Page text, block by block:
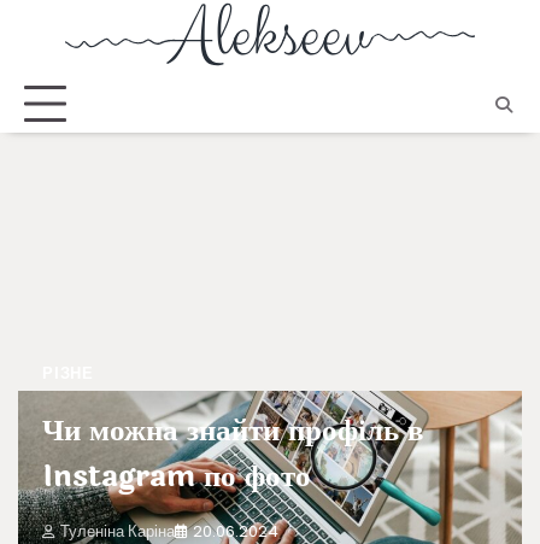
Чи можна знайти профіль в
Instagram по фото
Туленіна Каріна 20.06.2024